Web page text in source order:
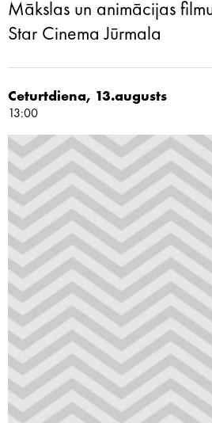
Mākslas un animācijas
Star Cinema Jūrmala
Ceturtdiena, 13.augusts
13:00